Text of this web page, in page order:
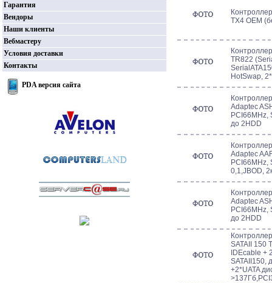
Гарантия
Вендоры
Наши клиенты
Вебмастеру
Условия доставки
Контакты
PDA версия сайта
TX4 OEM
TR822
HotSwap,
Adaptec
PCI66MHz,
до 2HDD
Adaptec
PCI66MHz,
0,1,JBOD,
Adaptec
PCI66MHz,
до 2HDD
SATAII 150
IDEcable +
SATAII150,
+2*UATA